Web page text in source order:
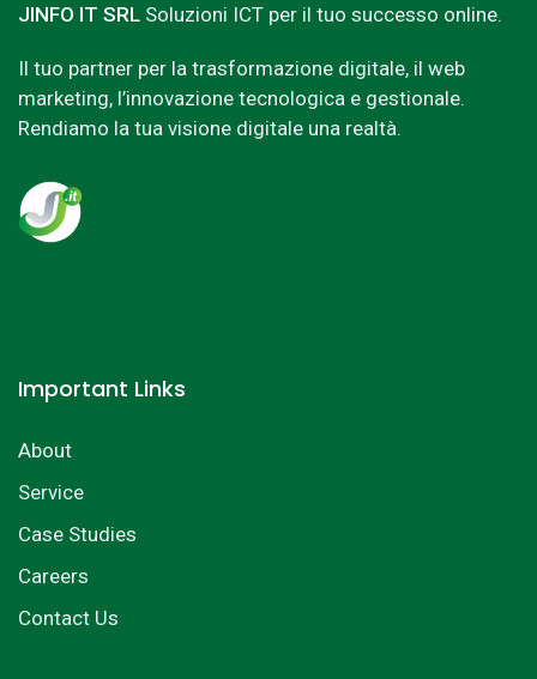
JINFO IT SRL Soluzioni ICT per il tuo successo online.
Il tuo partner per la trasformazione digitale, il web
marketing, l’innovazione tecnologica e gestionale.
Rendiamo la tua visione digitale una realtà.
Important Links
About
Service
Case Studies
Careers
Contact Us